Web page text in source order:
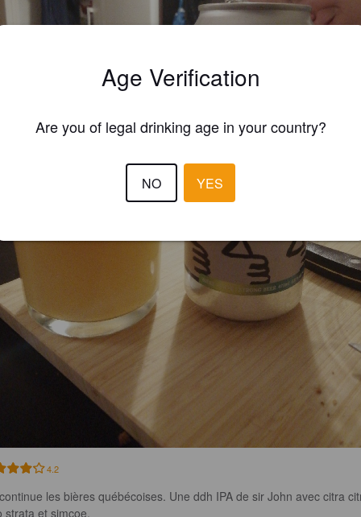
4.2
les bières québécoises. Une ddh IPA de sir John avec citra
strata et simcoe.
Age Verification
Are you of legal drinking age in your country?
NO YES